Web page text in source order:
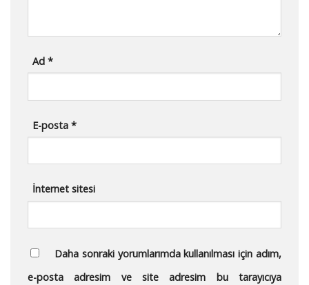
Ad*
E-posta*
İnternet sitesi
Daha sonraki yorumlarımda kullanılması için adım,
e-posta adresim ve site adresim bu tarayıcıya